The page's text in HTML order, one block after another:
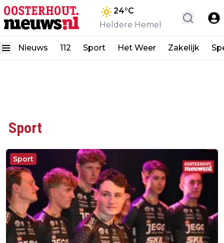
24°C
Heldere Hemel
Nieuws 112 Sport Het Weer Zakelijk
Sport
Sport